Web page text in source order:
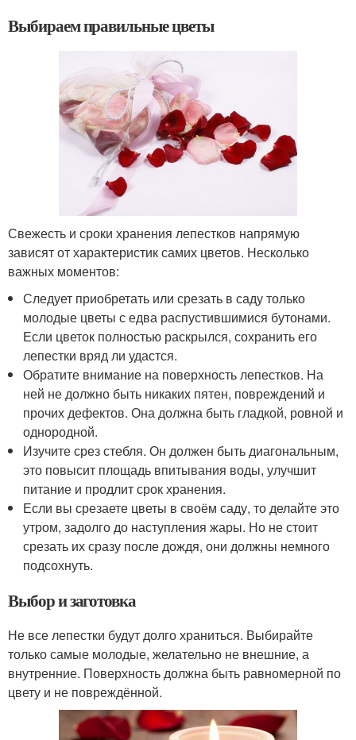
Выбираем правильные цветы
Свежесть и сроки хранения лепестков напрямую
зависят от характеристик самих цветов. Несколько
важных моментов:
Следует приобретать или срезать в саду только
молодые цветы с едва распустившимися бутонами.
Если цветок полностью раскрылся, сохранить его
лепестки вряд ли удастся.
Обратите внимание на поверхность лепестков. На
ней не должно быть никаких пятен, повреждений и
прочих дефектов. Она должна быть гладкой, ровной и
однородной.
Изучите срез стебля. Он должен быть диагональным,
это повысит площадь впитывания воды, улучшит
питание и продлит срок хранения.
Если вы срезаете цветы в своём саду, то делайте это
утром, задолго до наступления жары. Но не стоит
срезать их сразу после дождя, они должны немного
подсохнуть.
Выбор и заготовка
Не все лепестки будут долго храниться. Выбирайте
только самые молодые, желательно не внешние, а
внутренние. Поверхность должна быть равномерной по
цвету и не повреждённой.